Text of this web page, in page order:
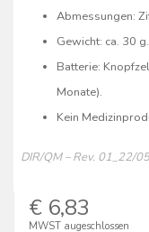
Abmessungen:
Gewicht: ca. 30 g.
Batterie:
Monate).
Kein
DIR/QM – Rev. 01_22/
€ 6,83
MWST augeschlossen